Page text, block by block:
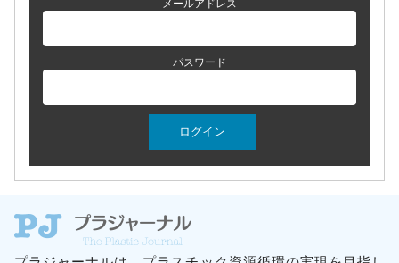
メールアドレス
パスワード